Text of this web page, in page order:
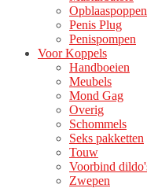
Opblaaspoppen
Penis Plug
Penispompen
Voor Koppels
Handboeien
Meubels
Mond Gag
Overig
Schommels
Seks pakketten
Touw
Voorbind
Zwepen